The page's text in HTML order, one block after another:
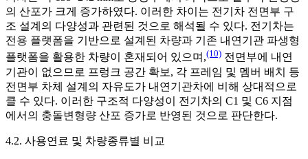
의 산포가 크게 증가하였다. 이러한 차이는 전기차 전면부 구
조 설계의 다양성과 관련된 것으로 해석될 수 있다. 전기차는
전용 플랫폼을 기반으로 설계된 차량과 기존 내연기관 파생형
플랫폼을 활용한 차량이 혼재되어 있으며,(10) 전면부에 내연
기관이 없으므로 프렁크 공간 확보, 각 프레임 및 멤버 배치 등
전면부 차체 설계의 자유도가 내연기관차에 비해 상대적으로
클 수 있다. 이러한 구조적 다양성이 전기차의 C1 및 C6 지점
에서의 충돌변형량 산포 증가로 반영된 것으로 판단한다.
4.2. 사용연료 및 차량종류별 비교